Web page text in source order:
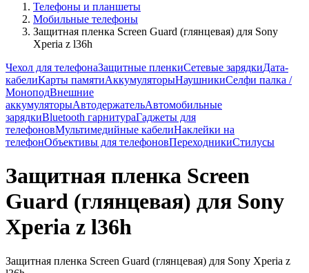
Телефоны и планшеты
Мобильные телефоны
Защитная пленка Screen Guard (глянцевая) для Sony
Xperia z l36h
Чехол для телефонаЗащитные пленкиСетевые зарядкиДата-
кабелиКарты памятиАккумуляторыНаушникиСелфи палка /
МоноподВнешние
аккумуляторыАвтодержательАвтомобильные
зарядкиBluetooth гарнитураГаджеты для
телефоновМультимедийные кабелиНаклейки на
телефонОбъективы для телефоновПереходникиСтилусы
Защитная пленка Screen
Guard (глянцевая) для Sony
Xperia z l36h
Защитная пленка Screen Guard (глянцевая) для Sony Xperia z